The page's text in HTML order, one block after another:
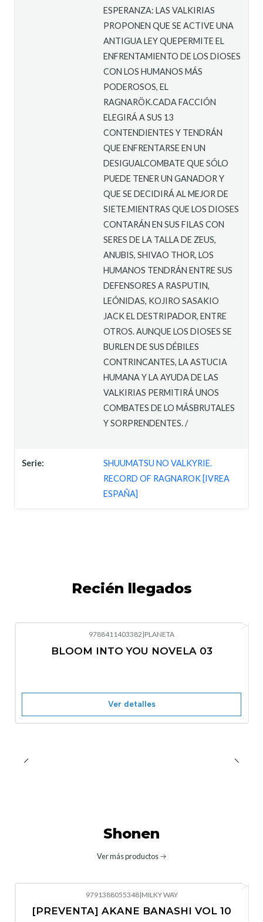
ESPERANZA: LAS VALKIRIAS
PROPONEN QUE SE ACTIVE UNA
ANTIGUA LEY QUEPERMITE EL
ENFRENTAMIENTO DE LOS DIOSES
CON LOS HUMANOS MÁS
PODEROSOS, EL
RAGNARÖK.CADA FACCIÓN
ELEGIRÁ A SUS 13
CONTENDIENTES Y TENDRÁN
QUE ENFRENTARSE EN UN
DESIGUALCOMBATE QUE SÓLO
PUEDE TENER UN GANADOR Y
QUE SE DECIDIRÁ AL MEJOR DE
SIETE.MIENTRAS QUE LOS DIOSES
CONTARÁN EN SUS FILAS CON
SERES DE LA TALLA DE ZEUS,
ANUBIS, SHIVAO THOR, LOS
HUMANOS TENDRÁN ENTRE SUS
DEFENSORES A RASPUTIN,
LEÓNIDAS, KOJIRO SASAKIO
JACK EL DESTRIPADOR, ENTRE
OTROS. AUNQUE LOS DIOSES SE
BURLEN DE SUS DÉBILES
CONTRINCANTES, LA ASTUCIA
HUMANA Y LA AYUDA DE LAS
VALKIRIAS PERMITIRÁ UNOS
COMBATES DE LO MÁSBRUTALES
Y SORPRENDENTES. /
Serie:
SHUUMATSU NO VALKYRIE.
RECORD OF RAGNAROK [IVREA
ESPAÑA]
Recién llegados
Nuevo
9788411403382 |PLANETA
BLOOM INTO YOU NOVELA 03
Ver detalles
Shonen
Ver más productos
No disponible
9791388055348|MILKY WAY
[PREVENTA] AKANE BANASHI VOL 10